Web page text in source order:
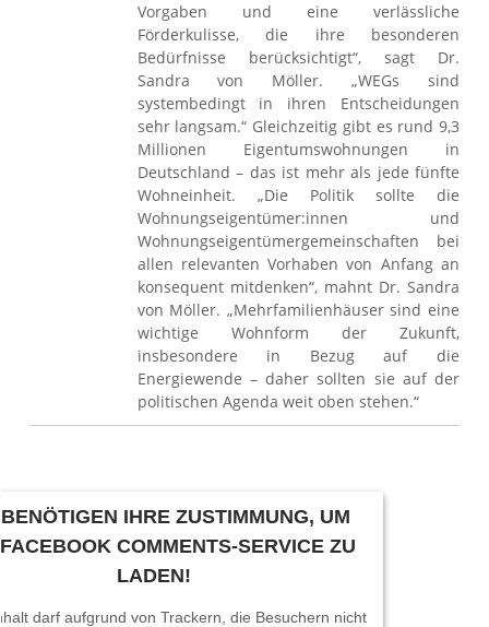
Vorgaben und eine verlässliche
Förderkulisse, die ihre besonderen
Bedürfnisse berücksichtigt“, sagt Dr.
Sandra von Möller. „WEGs sind
systembedingt in ihren Entscheidungen
sehr langsam.“ Gleichzeitig gibt es rund 9,3
Millionen Eigentumswohnungen in
Deutschland – das ist mehr als jede fünfte
Wohneinheit. „Die Politik sollte die
Wohnungseigentümer:innen und
Wohnungseigentümergemeinschaften bei
allen relevanten Vorhaben von Anfang an
konsequent mitdenken“, mahnt Dr. Sandra
von Möller. „Mehrfamilienhäuser sind eine
wichtige Wohnform der Zukunft,
insbesondere in Bezug auf die
Energiewende – daher sollten sie auf der
politischen Agenda weit oben stehen.“
IHRE ZUSTIMMUNG, UM
COMMENTS-SERVICE ZU
LADEN!
darf aufgrund von Trackern, die Besuchern nicht